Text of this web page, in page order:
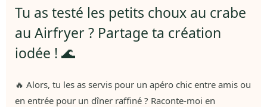
Tu as testé les petits choux au crabe
au Airfryer ? Partage ta création
iodée ! 🌊
🔥 Alors, tu les as servis pour un apéro chic entre amis ou
en entrée pour un dîner raffiné ? Raconte-moi en